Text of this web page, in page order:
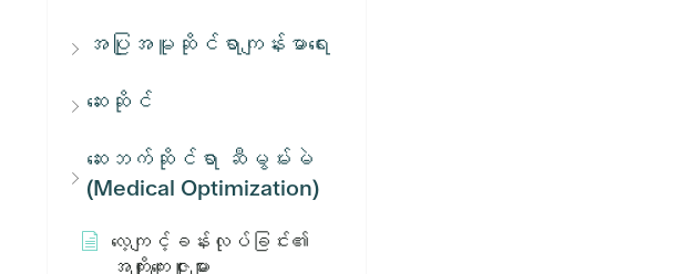
အပြုအမူဆိုင်ရာကျန်းမာရေး
ဆေးဆိုင်
ဆေးဘက်ဆိုင်ရာ ဆီမွမ်းမဲ
(Medical Optimization)
လေ့ကျင့်ခန်းလုပ်ခြင်း၏
အကျိုးကျေးဇူးများ